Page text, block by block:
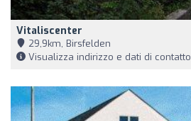
Vitaliscenter
29,9km, Birsfelden
Visualizza indirizzo e dati di contatto